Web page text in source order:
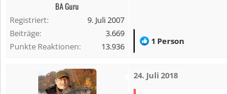
BA Guru
Registriert
9. Juli 2007
Beiträge
3.669
Punkte Reaktionen
13.936
R
k
1 Person
24. Juli 2018